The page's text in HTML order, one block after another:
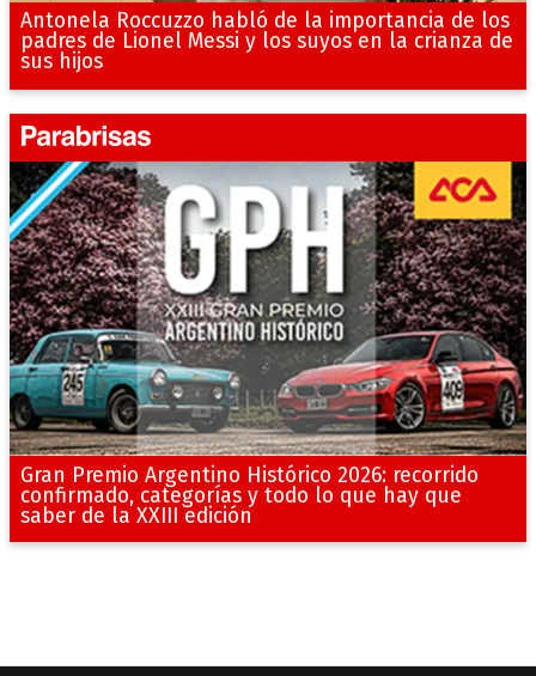
Antonela Roccuzzo habló de la importancia de los
padres de Lionel Messi y los suyos en la crianza de
sus hijos
Gran Premio Argentino Histórico 2026: recorrido
confirmado, categorías y todo lo que hay que
saber de la XXIII edición